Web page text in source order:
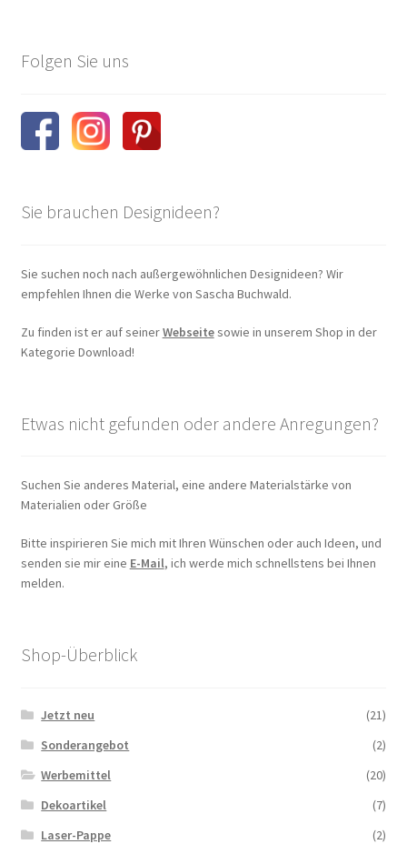
Folgen Sie uns
Sie brauchen Designideen?
Sie suchen noch nach außergewöhnlichen Designideen? Wir
empfehlen Ihnen die Werke von Sascha Buchwald.
Zu finden ist er auf seinerWebseitesowie in unserem Shop in der
Kategorie Download!
Etwas nicht gefunden oder andere Anregungen?
Suchen Sie anderes Material, eine andere Materialstärke von
Materialien oder Größe
Bitte inspirieren Sie mich mit Ihren Wünschen oder auch Ideen, und
senden sie mir eine E-Mail, ich werde mich schnellstens bei Ihnen
melden.
Shop-Überblick
Jetzt neu
(21)
Sonderangebot
(2)
Werbemittel
(20)
Dekoartikel
(7)
Laser-Pappe
(2)